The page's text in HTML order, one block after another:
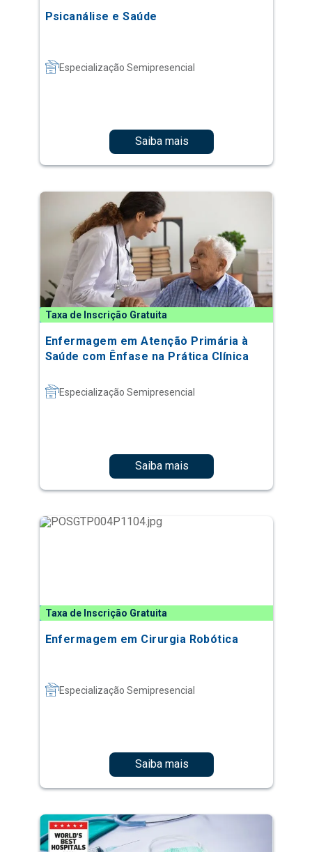
Psicanálise e Saúde
Especialização Semipresencial
Saiba mais
Taxa de Inscrição Gratuita
Enfermagem em Atenção Primária à
Saúde com Ênfase na Prática Clínica
Especialização Semipresencial
Saiba mais
Taxa de Inscrição Gratuita
Enfermagem em Cirurgia Robótica
Especialização Semipresencial
Saiba mais